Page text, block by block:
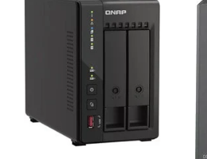
QTS 5, Snabb, smidig och lätt
TS-133 levereras med
vilket ger en nästa generations
uppdaterad systemkärna, optimerat
avancerade säkerhetsfunktioner.